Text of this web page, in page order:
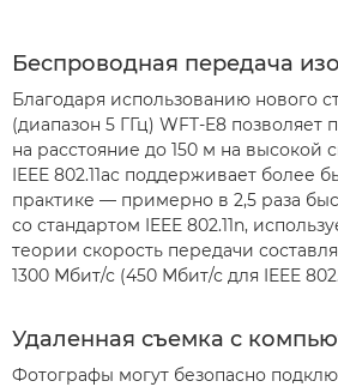
Беспроводная передача
Благодаря использованию нового
(диапазон 5 ГГц) WFT-E8 позволяет
на расстояние до 150 м на высокой
IEEE 802.11ac поддерживает более
практике –– примерно в 2,5 раза
со стандартом IEEE 802.11n,
теории скорость передачи
1300 Мбит/с (450 Мбит/с для IEEE
Удаленная съемка с
Фотографы могут безопасно